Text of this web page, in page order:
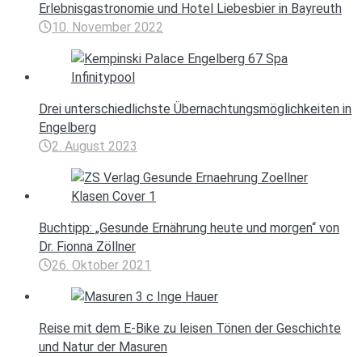
Erlebnisgastronomie und Hotel Liebesbier in Bayreuth
10. November 2022
Drei unterschiedlichste Übernachtungsmöglichkeiten in
Engelberg
2. August 2023
Buchtipp: „Gesunde Ernährung heute und morgen“ von
Dr. Fionna Zöllner
26. Oktober 2021
Reise mit dem E-Bike zu leisen Tönen der Geschichte
und Natur der Masuren